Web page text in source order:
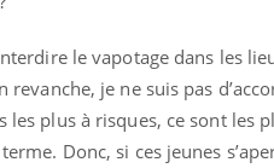
le vapotage dans les
je ne suis pas
plus à risques, ce sont les
Donc, si ces jeunes